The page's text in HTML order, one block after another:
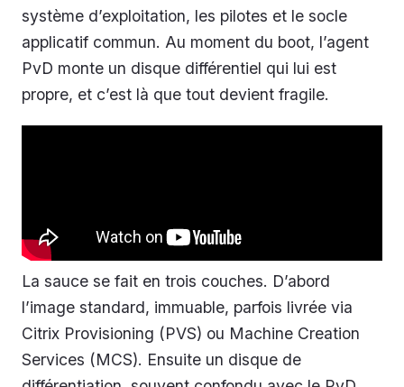
système d’exploitation, les pilotes et le socle
applicatif commun. Au moment du boot, l’agent
PvD monte un disque différentiel qui lui est
propre, et c’est là que tout devient fragile.
La sauce se fait en trois couches. D’abord
l’image standard, immuable, parfois livrée via
Citrix Provisioning (PVS) ou Machine Creation
Services (MCS). Ensuite un disque de